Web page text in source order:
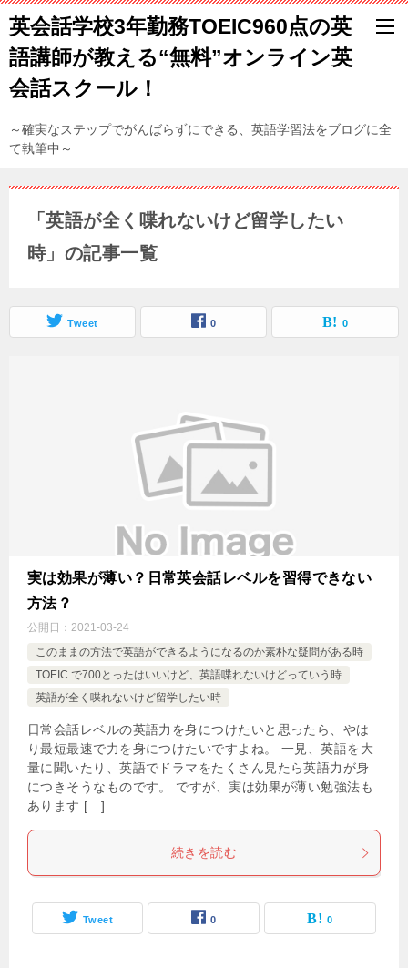
英会話学校3年勤務TOEIC960点の英
語講師が教える“無料”オンライン英
会話スクール！
～確実なステップでがんばらずにできる、英語学習法をブログに全
て執筆中～
「英語が全く喋れないけど留学したい
時」の記事一覧
Tweet 0 0
実は効果が薄い？日常英会話レベルを習得できない
方法？
公開日： 2021-03-24
このままの方法で英語ができるようになるのか素朴な疑問がある時
TOEIC で700とったはいいけど、英語喋れないけどっていう時
英語が全く喋れないけど留学したい時
日常会話レベルの英語力を身につけたいと思ったら、やは
り最短最速で力を身につけたいですよね。 一見、英語を大
量に聞いたり、英語でドラマをたくさん見たら英語力が身
につきそうなものです。 ですが、実は効果が薄い勉強法も
あります […]
続きを読む
Tweet 0 0